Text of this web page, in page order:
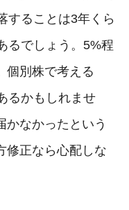
することは3年くら
るでしょう。5%程
個別株で考える
るかもしれませ
かなかったという
修正なら心配しな